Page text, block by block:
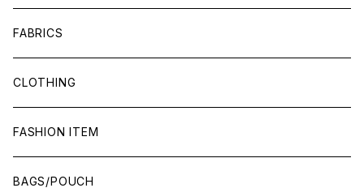
FABRICS
CLOTHING
FASHION ITEM
BAGS/POUCH